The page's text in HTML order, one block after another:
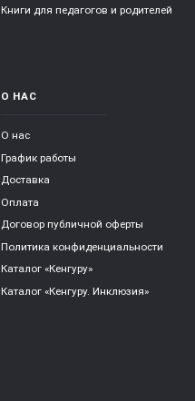
Книги для педагогов и родителей
О НАС
О нас
График работы
Доставка
Оплата
Договор публичной оферты
Политика конфиденциальности
Каталог «Кенгуру»
Каталог «Кенгуру. Инклюзия»